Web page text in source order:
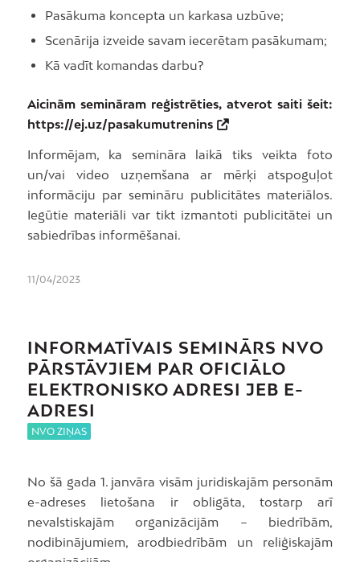
Pasākuma koncepta un karkasa uzbūve;
Scenārija izveide savam iecerētam pasākumam;
Kā vadīt komandas darbu?
Aicinām semināram reģistrēties, atverot saiti šeit:
https://ej.uz/pasakumutrenins
Informējam, ka semināra laikā tiks veikta foto
un/vai video uzņemšana ar mērķi atspoguļot
informāciju par semināru publicitātes materiālos.
Iegūtie materiāli var tikt izmantoti publicitātei un
sabiedrības informēšanai.
11/04/2023
INFORMATĪVAIS SEMINĀRS NVO
PĀRSTĀVJIEM PAR OFICIĀLO
ELEKTRONISKO ADRESI JEB E-
ADRESI
NVO ZIŅAS
No šā gada 1. janvāra visām juridiskajām personām
e-adreses lietošana ir obligāta, tostarp arī
nevalstiskajām organizācijām – biedrībām,
nodibinājumiem, arodbiedrībām un reliģiskajām